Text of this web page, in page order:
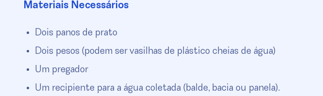
Materiais Necessários
Dois panos de prato
Dois pesos (podem ser vasilhas de plástico cheias de água)
Um pregador
Um recipiente para a água coletada (balde, bacia ou panela).